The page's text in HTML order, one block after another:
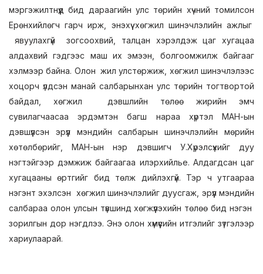
мэргэжилтнүүд бид дараагийн улс төрийн хүчний томилсон
Ерөнхийлөгч гарч ирж, энэхүү хөгжил шинэчлэлийн ажлыг
явуулахгүй зогсоохвий, талцан хэрэлдэж цаг хугацаа
алдахвий гэдгээс маш их эмээн, болгоомжилж байгааг
хэлмээр байна. Олон жил улстөржиж, хөгжил шинэчлэлээс
хоцорч үлдсэн манай салбарынхан улс төрийн тогтвортой
байдал, хөгжил дэвшлийн төлөө жирийн эмч
сувилагчаасаа эрдэмтэн багш нараа хүртэл МАН-ын
дэвшүүлсэн эрүүл мэндийн салбарын шинэчлэлийн мөрийн
хөтөлбөрийг, МАН-ын нэр дэвшигч У.Хүрэлсүхийг дуу
нэгтэйгээр дэмжиж байгаагаа илэрхийлье. Алдагдсан цаг
хугацааны өртгийг бид төлж дийлэхгүй. Тэр ч утгаараа
нэгэнт эхэлсэн хөгжил шинэчлэлийг дуусгаж, эрүүл мэндийн
салбараа олон улсын түвшинд хөгжүүлэхийн төлөө бид нэгэн
зорилгын дор нэгдлээ. Энэ олон хүмүүсийн итгэлийг зүтгэлээр
хариулаарай.